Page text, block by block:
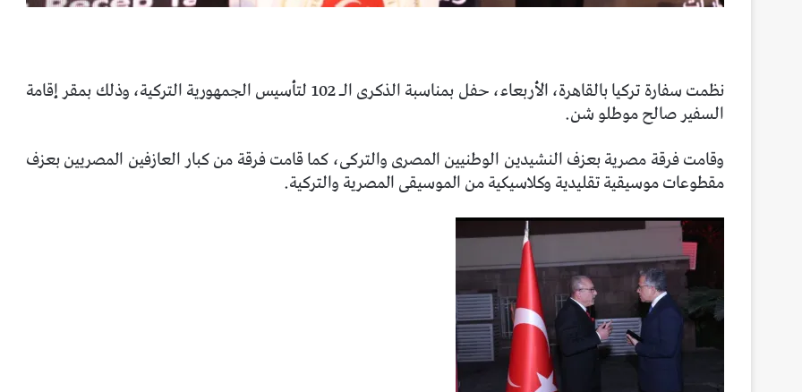
نظمت سفارة تركيا بالقاهرة، الأربعاء، حفل بمناسبة الذكرى الـ 102 لتأسيس الجمهورية التركية، وذلك بمقر إقامة
السفير صالح موطلو شن.
وقامت فرقة مصرية بعزف النشيدين الوطنيين المصرى والتركى، كما قامت فرقة من كبار العازفين المصريين بعزف
مقطوعات موسيقية تقليدية وكلاسيكية من الموسيقى المصرية والتركية.